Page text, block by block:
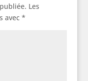
Les
avec *